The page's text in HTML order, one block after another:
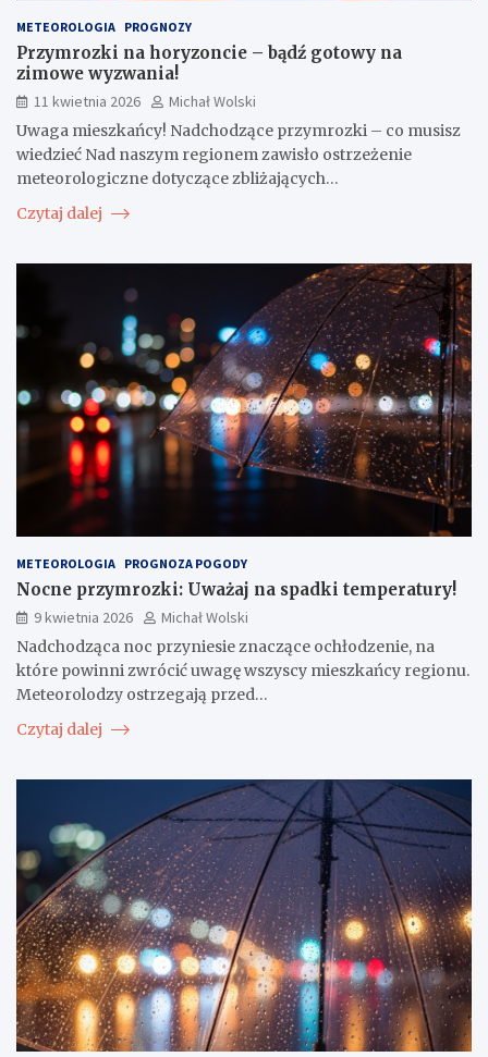
METEOROLOGIA PROGNOZY
Przymrozki na horyzoncie – bądź gotowy na
zimowe wyzwania!
11 kwietnia 2026
Michał Wolski
Uwaga mieszkańcy! Nadchodzące przymrozki – co musisz
wiedzieć Nad naszym regionem zawisło ostrzeżenie
meteorologiczne dotyczące zbliżających…
Czytaj dalej
METEOROLOGIA PROGNOZA POGODY
Nocne przymrozki: Uważaj na spadki temperatury!
9 kwietnia 2026
Michał Wolski
Nadchodząca noc przyniesie znaczące ochłodzenie, na
które powinni zwrócić uwagę wszyscy mieszkańcy regionu.
Meteorolodzy ostrzegają przed…
Czytaj dalej